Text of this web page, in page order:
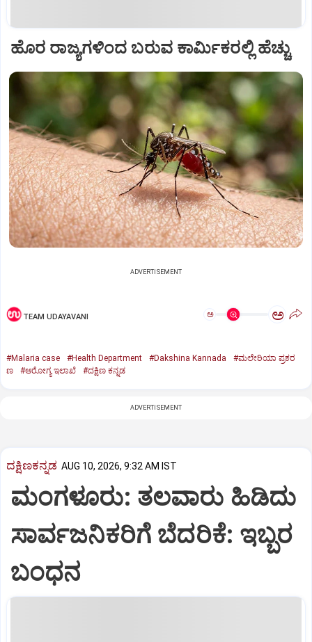
ಹೊರ ರಾಜ್ಯಗಳಿಂದ ಬರುವ ಕಾರ್ಮಿಕರಲ್ಲಿ ಹೆಚ್ಚು
ADVERTISEMENT
TEAM UDAYAVANI ಅ ಅ
#Malaria case #Health Department #Dakshina Kannada
#ಮಲೇರಿಯಾ ಪ್ರಕರ
ಣ
#ಆರೋಗ್ಯ ಇಲಾಖೆ #ದಕ್ಷಿಣ ಕನ್ನಡ
ADVERTISEMENT
ದಕ್ಷಿಣಕನ್ನಡ AUG 10, 2026, 9:32 AM IST
ಮಂಗಳೂರು: ತಲವಾರು ಹಿಡಿದು
ಸಾರ್ವಜನಿಕರಿಗೆ ಬೆದರಿಕೆ: ಇಬ್ಬರ
ಬಂಧನ